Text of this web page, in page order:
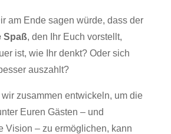
am Ende sagen würde, dass der
Spaß, den Ihr Euch vorstellt,
ist, wie Ihr denkt? Oder sich
auszahlt?
zusammen entwickeln, um die
Euren Gästen – und
Vision – zu ermöglichen, kann